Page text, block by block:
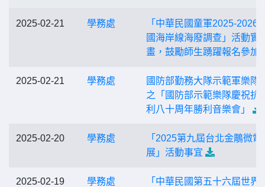
2025-02-21 學務處
「中華民國童軍2025-2026
國海岸線海廢調查」活動實
畫，鼓勵師生踴躍報名參加
2025-02-21 學務處
國防部勤務大隊示範軍樂隊
之「國防部示範樂隊慶祝抗
利八十周年勝利音樂會」
2025-02-20 學務處
「2025第九屆台北金鵰微電
展」活動事宜
2025-02-19 學務處
「中華民國第五十六屆世界